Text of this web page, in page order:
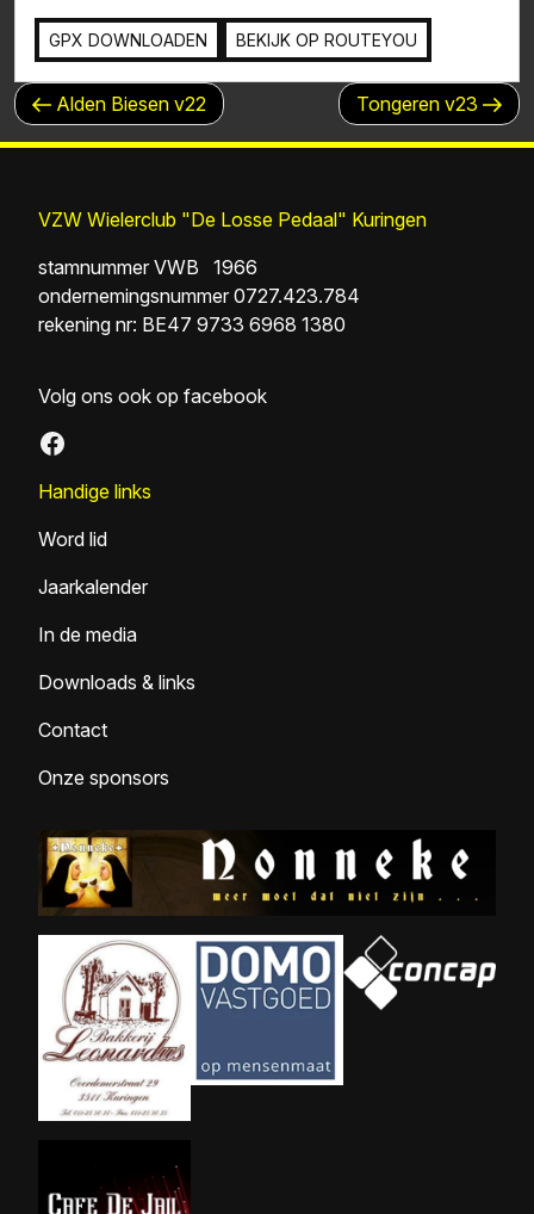
GPX DOWNLOADEN BEKIJK OP ROUTEYOU
BERICHTNAVIGATIE
Vorig
bericht
Alden Biesen v22
Volgend
bericht
Tongeren v23
VZW Wielerclub "De Losse Pedaal" Kuringen
stamnummer VWB 1966
ondernemingsnummer 0727.423.784
rekening nr: BE47 9733 6968 1380
Volg ons ook op facebook
Facebook
Handige links
Word lid
Jaarkalender
In de media
Downloads & links
Contact
Onze sponsors